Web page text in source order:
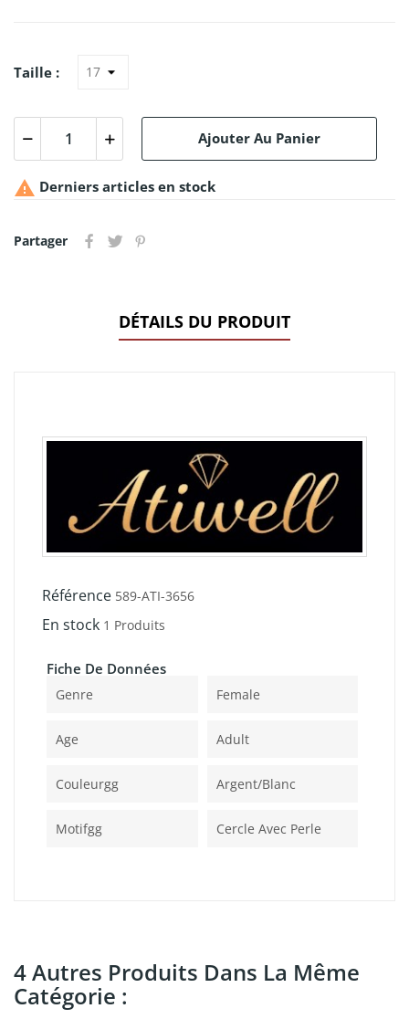
Taille :
Ajouter Au Panier
 Derniers articles en stock
Partager
DÉTAILS DU PRODUIT
Référence 589-ATI-3656
En stock 1 Produits
Fiche De Données
Genre Female
Age Adult
Couleurgg Argent/blanc
Motifgg Cercle Avec Perle
4 Autres Produits Dans La Même
Catégorie :